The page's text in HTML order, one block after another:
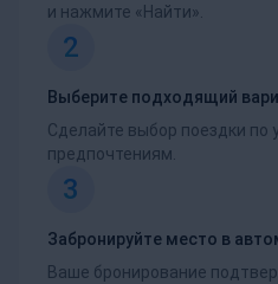
и нажмите «Найти».
2
Выберите подходящий
Сделайте выбор поездки по
предпочтениям.
3
Забронируйте место в
Ваше бронирование